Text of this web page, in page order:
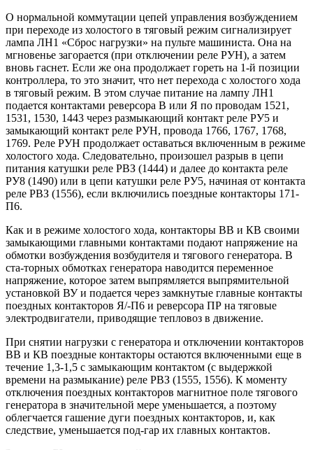
О нормальной коммутации цепей управления возбуждением
при переходе из холостого в тяговый режим сигнализирует
лампа ЛН1 «Сброс нагрузки» на пульте машиниста. Она на
мгновенье загорается (при отключении реле РУН), а затем
вновь гаснет. Если же она продолжает гореть на 1-й позиции
контроллера, то это значит, что нет перехода с холостого хода
в тяговый режим. В этом случае питание на лампу ЛН1
подается контактами реверсора В или Я по проводам 1521,
1531, 1530, 1443 через размыкающий контакт реле РУ5 и
замыкающий контакт реле РУН, провода 1766, 1767, 1768,
1769. Реле РУН продолжает оставаться включенным в режиме
холостого хода. Следовательно, произошел разрыв в цепи
питания катушки реле РВЗ (1444) и далее до контакта реле
РУ8 (1490) или в цепи катушки реле РУ5, начиная от контакта
реле РВЗ (1556), если включились поездные контакторы 171-
П6.
Как и в режиме холостого хода, контакторы ВВ и КВ своими
замыкающими главными контактами подают напряжение на
обмотки возбуждения возбудителя и тягового генератора. В
ста-торных обмотках генератора наводится переменное
напряжение, которое затем выпрямляется выпрямительной
установкой ВУ и подается через замкнутые главные контакты
поездных контакторов Я/-П6 и реверсора ПР на тяговые
электродвигатели, приводящие тепловоз в движение.
При снятии нагрузки с генератора и отключении контакторов
ВВ и КВ поездные контакторы остаются включенными еще в
течение 1,3-1,5 с замыкающим контактом (с выдержкой
времени на размыкание) реле РВЗ (1555, 1556). К моменту
отключения поездных контакторов магнитное поле тягового
генератора в значительной мере уменьшается, а поэтому
облегчается гашение дуги поездных контакторов, и, как
следствие, уменьшается под-гар их главных контактов.